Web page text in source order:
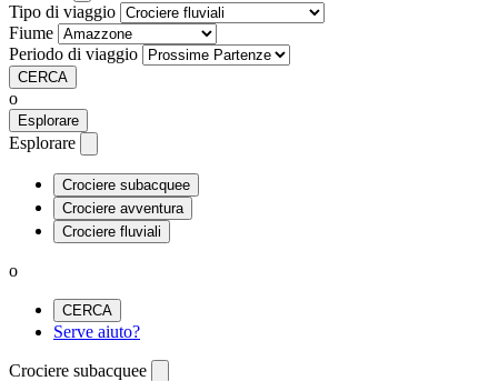
Tipo di viaggio
Fiume
Periodo di viaggio
CERCA
o
Esplorare
Esplorare
Crociere subacquee
Crociere avventura
Crociere fluviali
o
CERCA
Serve aiuto?
Crociere subacquee